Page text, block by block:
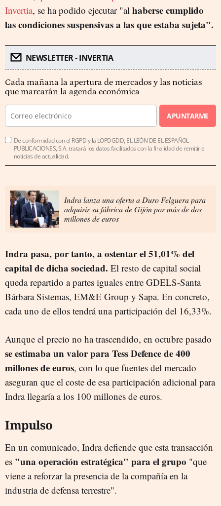
Invertia, se ha podido ejecutar "al haberse cumplido
las condiciones suspensivas a las que estaba sujeta".
NEWSLETTER - INVERTIA
Cada mañana la apertura de mercados y las noticias
que marcarán la agenda económica
APUNTARME
De conformidad con el RGPD y la LOPDGDD, EL LEÓN DE EL ESPAÑOL
PUBLICACIONES, S.A. tratará los datos facilitados con la finalidad de remitirle
noticias de actualidad.
Indra lanza una oferta a Duro Felguera para
adquirir su fábrica de Gijón por más de dos
millones de euros
Indra pasa, por tanto, a ostentar el 51,01% del
capital de dicha sociedad. El resto de capital social
queda repartido a partes iguales entre GDELS-Santa
Bárbara Sistemas, EM&E Group y Sapa. En concreto,
cada uno de ellos tendrá una participación del 16,33%.
Aunque el precio no ha trascendido, en octubre pasado
se estimaba un valor para Tess Defence de 400
millones de euros, con lo que fuentes del mercado
aseguran que el coste de esa participación adicional para
Indra llegaría a los 100 millones de euros.
Impulso
En un comunicado, Indra defiende que esta transacción
es "una operación estratégica" para el grupo "que
viene a reforzar la presencia de la compañía en la
industria de defensa terrestre".